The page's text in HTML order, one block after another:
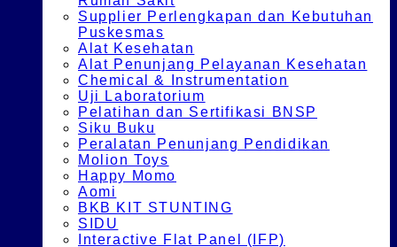
Supplier Perlengkapan dan Kebutuhan
Puskesmas
Alat Kesehatan
Alat Penunjang Pelayanan Kesehatan
Chemical & Instrumentation
Uji Laboratorium
Pelatihan dan Sertifikasi BNSP
Siku Buku
Peralatan Penunjang Pendidikan
Molion Toys
Happy Momo
Aomi
BKB KIT STUNTING
SIDU
Interactive Flat Panel (IFP)